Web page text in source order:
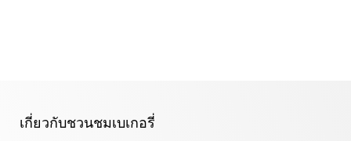
เกี่ยวกับชวนชมเบเกอรี่